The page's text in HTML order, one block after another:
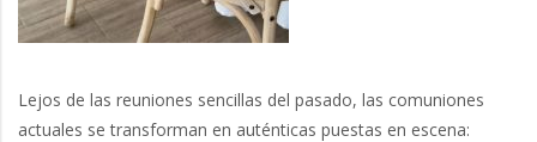
Lejos de las reuniones sencillas del pasado, las comuniones
actuales se transforman en auténticas puestas en escena: